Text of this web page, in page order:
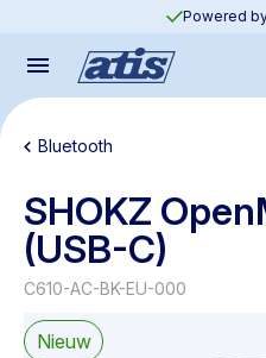
Powered
Bluetooth
SHOKZ
(USB-C)
C610-AC-BK-EU-000
Nieuw